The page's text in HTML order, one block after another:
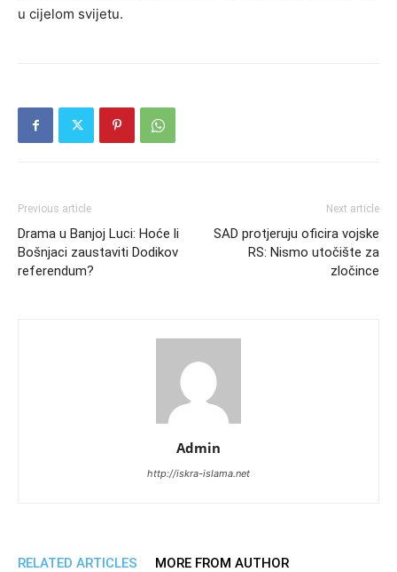
u cijelom svijetu.
Previous article
Drama u Banjoj Luci: Hoće li
Bošnjaci zaustaviti Dodikov
referendum?
Next article
SAD protjeruju oficira vojske
RS: Nismo utočište za
zločince
Admin
http://iskra-islama.net
RELATED ARTICLES MORE FROM AUTHOR